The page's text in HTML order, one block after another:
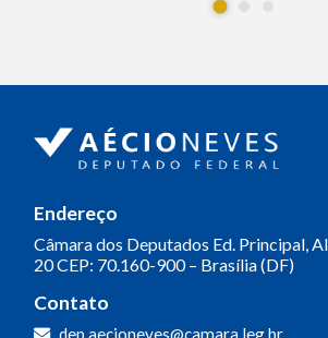
Endereço
Câmara dos Deputados Ed. Principal,
20CEP: 70.160-900 – Brasília (DF)
Contato
dep.aecioneves@camara.leg.br